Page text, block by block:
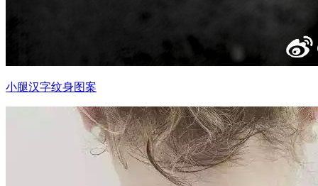
小腿汉字纹身图案